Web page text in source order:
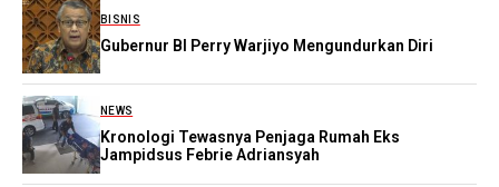
BISNIS
Gubernur BI Perry Warjiyo Mengundurkan Diri
NEWS
Kronologi Tewasnya Penjaga Rumah Eks
Jampidsus Febrie Adriansyah